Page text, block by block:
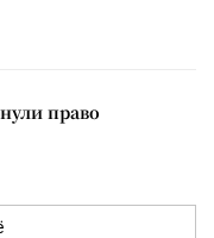
право